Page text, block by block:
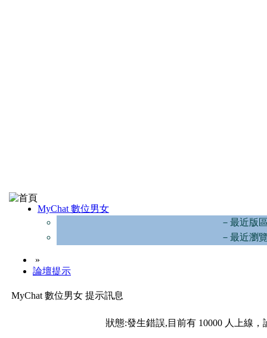
MyChat 數位男女
－最近版
－最近瀏
»
論壇提示
MyChat 數位男女 提示訊息
狀態:發生錯誤,目前有 10000 人上線